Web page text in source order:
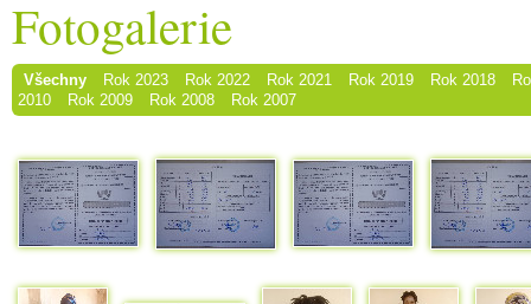
Fotogalerie
Všechny Rok 2023 Rok 2022 Rok 2021 Rok 2019 Rok 2018
2010
Rok 2009 Rok 2008 Rok 2007